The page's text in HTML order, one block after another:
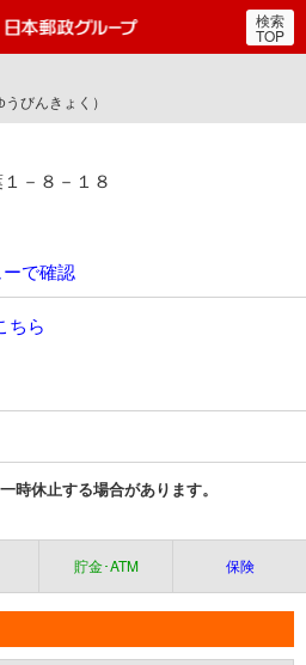
郵便局・日本郵政グルー
検索
TOP
びんきょく）
－８－１８
で確認
ちら
時休止する場合があります。
貯金･ATM 保険